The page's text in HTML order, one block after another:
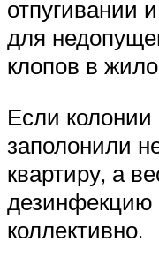
отпугивании
для
клопов в
Если
заполонили
квартиру, а
дезинфекцию
коллективно.